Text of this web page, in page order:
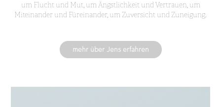
um Flucht und Mut, um Ängstlichkeit und Vertrauen, um
Miteinander und Füreinander, um Zuversicht und Zuneigung.
mehr über Jens erfahren